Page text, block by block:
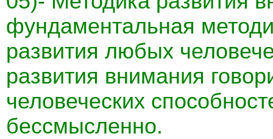
фундаментальная
развития любых
развития внимания
человеческих
бессмысленно.